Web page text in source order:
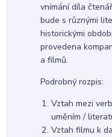
vnímání díla
bude s různými
historickými
provedena
a filmů.
Podrobný rozpis:
Vztah mezi
uměním /
Vztah filmu k